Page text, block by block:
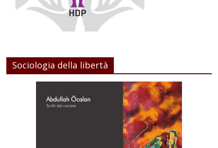
Sociologia della libertà